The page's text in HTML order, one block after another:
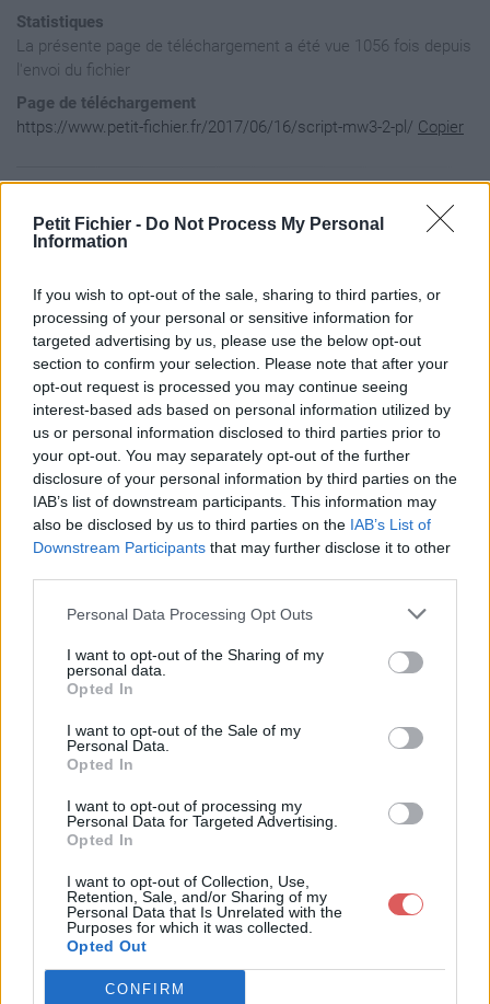
Petit Fichier - Do Not Process My Personal
Information
If you wish to opt-out of the sale, sharing to third parties, or
processing of your personal or sensitive information for
targeted advertising by us, please use the below opt-out
section to confirm your selection. Please note that after your
opt-out request is processed you may continue seeing
interest-based ads based on personal information utilized by
us or personal information disclosed to third parties prior to
your opt-out. You may separately opt-out of the further
disclosure of your personal information by third parties on the
IAB’s list of downstream participants. This information may
also be disclosed by us to third parties on the IAB’s List of
Downstream Participants that may further disclose it to other
Personal Data Processing Opt Outs
I want to opt-out of the Sharing of my
personal data.
Opted In
I want to opt-out of the Sale of my
Personal Data.
Opted In
I want to opt-out of processing my
Personal Data for Targeted Advertising.
Opted In
I want to opt-out of Collection, Use,
Retention, Sale, and/or Sharing of my
Personal Data that Is Unrelated with the
Purposes for which it was collected.
Opted Out
CONFIRM
Statistiques
La présente page de téléchargement a été vue 1056 fois depuis
l'envoi du fichier
Page de téléchargement
https://www.petit-fichier.fr/2017/06/16/script-mw3-2-pl/ Copier
use strict;
use warnings;
use Email::Stuffer;
my $msg;
my $text;
my $pp=100;
my $align=0;
BEGIN:
#On recupere la page web avec les prix
system("phantomjs save_page.js https://www.g2a.com/call-
#Ensuite on creer notre fichier texte avec le prix et le
system ('w3m -dump MW3.html | grep -B4 % | grep -B4
sleep(8);
#On creer ensuite un autre fichier avec juste les prix
system("cat prix.txt  | grep -o '.[0-9]\,[0-9][0-9]' >
my $p1 = `cat prixligne.txt | cut -c1-5 | sed 's/ //g'`;
my $p3 = `cat prixligne.txt | cut -c13-17 | sed 's/ //g'`;
my $p4 = `cat prixligne.txt | cut -c19-23 | sed 's/ //g'`;
$text=`cat prix.txt `;
chomp $p1;
Partager le fichier script-mw3-
2.pl sur le Web et les réseaux
sociaux:
Télécharger le fichier script-mw
3-2.pl